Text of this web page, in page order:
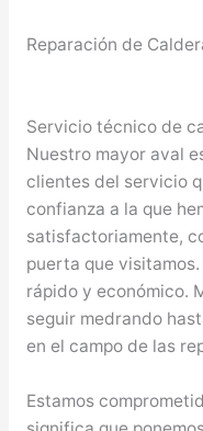
Reparación de
Servicio técnico de
Nuestro mayor aval
clientes del servicio
confianza a la que
satisfactoriamente,
puerta que
rápido y económico.
seguir medrando
en el campo de las
Estamos